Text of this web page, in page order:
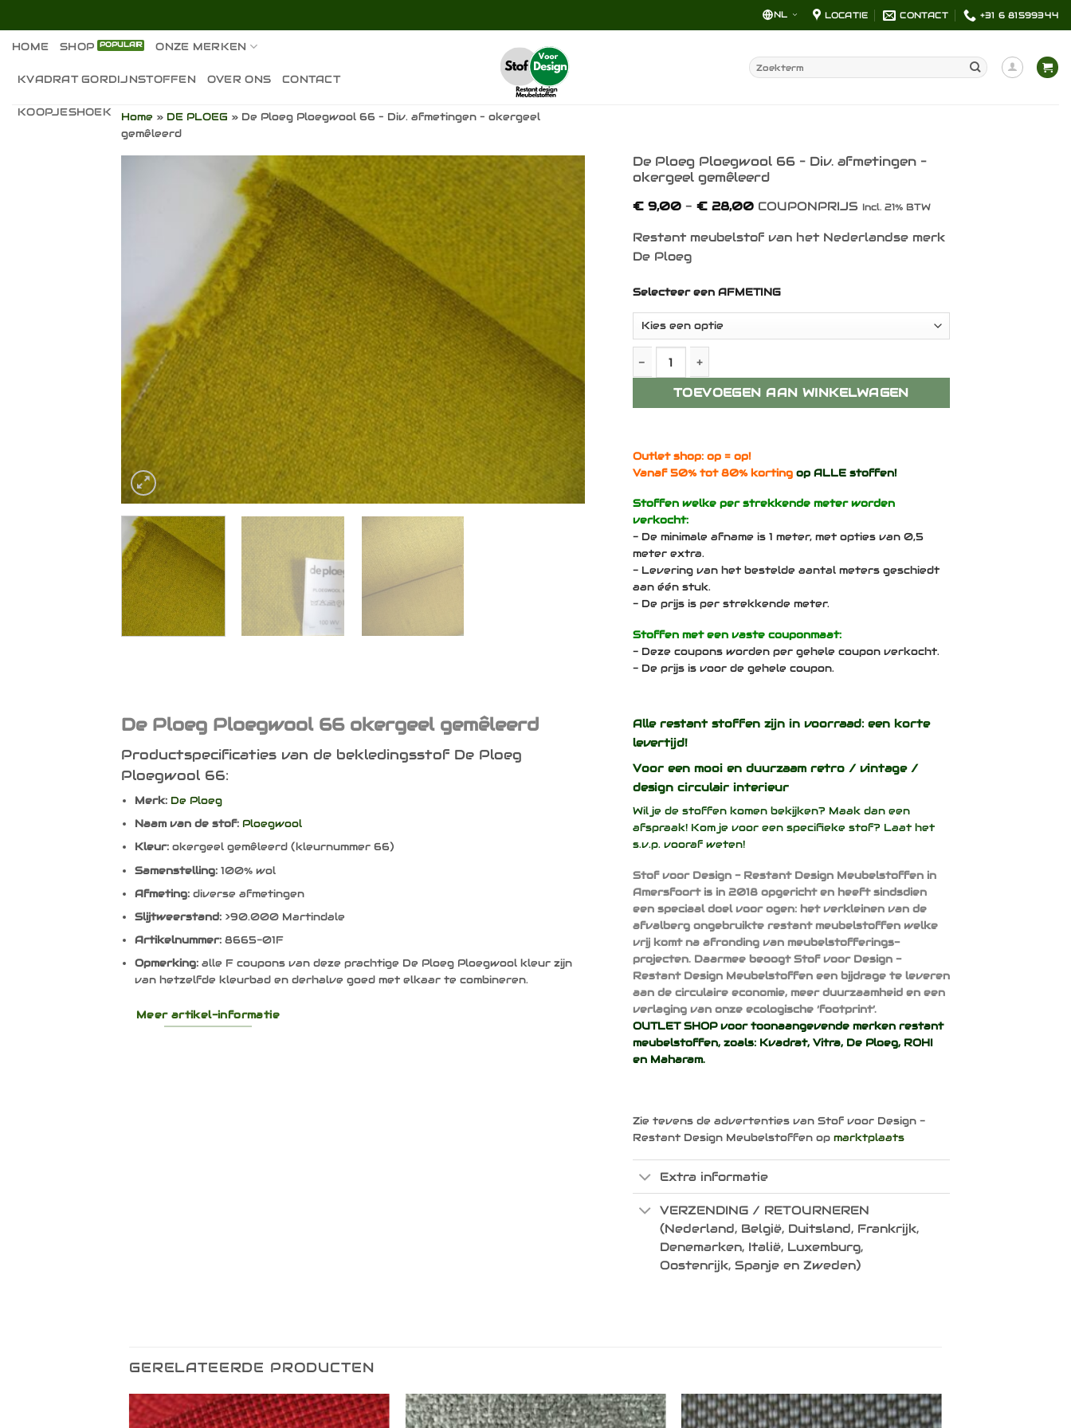
inhoud
NL LOCATIE CONTACT +31 6 81599344
HOME SHOP ONZE MERKEN
KVADRAT GORDIJNSTOFFEN OVER ONS CONTACT
KOOPJESHOEK
Zoeken
naar:
Home » DE PLOEG » De Ploeg Ploegwool 66 – Div. afmetingen – okergeel
gemêleerd
Toevoegen
verlanglijst
De Ploeg Ploegwool 66 – Div. afmetingen –
okergeel gemêleerd
€9,00 - €28,00Prijsklasse:
tot
€ 28,00
COUPONPRIJS Incl. 21% BTW
Restant meubelstof van het Nederlandse merk
De Ploeg
Selecteer een AFMETING
De Ploeg Ploegwool 66 - Div. afmetingen - okergeel gemêleerd aantal
TOEVOEGEN AAN WINKELWAGEN
Outlet shop: op = op!
Vanaf 50% tot 80% korting op ALLE stoffen!
Stoffen welke per strekkende meter worden
verkocht:
- De minimale afname is 1 meter, met opties van 0,5
meter extra.
- Levering van het bestelde aantal meters geschiedt
aan één stuk.
- De prijs is per strekkende meter.
Stoffen met een vaste couponmaat:
- Deze coupons worden per gehele coupon verkocht.
- De prijs is voor de gehele coupon.
De Ploeg Ploegwool 66 okergeel gemêleerd
Productspecificaties van de bekledingsstof De Ploeg
Ploegwool 66:
Merk: De Ploeg
Naam van de stof: Ploegwool
Kleur: okergeel gemêleerd (kleurnummer 66)
Samenstelling: 100% wol
Afmeting: diverse afmetingen
Slijtweerstand: >90.000 Martindale
Artikelnummer: 8665-01F
Opmerking: alle F coupons van deze prachtige De Ploeg Ploegwool kleur zijn
van hetzelfde kleurbad en derhalve goed met elkaar te combineren.
Meer artikel-informatie
Alle restant stoffen zijn in voorraad: een korte
levertijd!
Voor een mooi en duurzaam retro / vintage /
design circulair interieur
Wil je de stoffen komen bekijken? Maak dan een
afspraak! Kom je voor een specifieke stof? Laat het
s.v.p. vooraf weten!
Stof voor Design - Restant Design Meubelstoffen in
Amersfoort is in 2018 opgericht en heeft sindsdien
een speciaal doel voor ogen: het verkleinen van de
afvalberg ongebruikte restant meubelstoffen welke
vrij komt na afronding van meubelstofferings-
projecten. Daarmee beoogt Stof voor Design -
Restant Design Meubelstoffen een bijdrage te leveren
aan de circulaire economie, meer duurzaamheid en een
verlaging van onze ecologische ‘footprint’.
OUTLET SHOP voor toonaangevende merken restant
meubelstoffen, zoals: Kvadrat, Vitra, De Ploeg, ROHI
en Maharam.
Zie tevens de advertenties van Stof voor Design -
Restant Design Meubelstoffen op marktplaats
Extra informatie
VERZENDING / RETOURNEREN
(Nederland, België, Duitsland, Frankrijk,
Denemarken, Italië, Luxemburg,
Oostenrijk, Spanje en Zweden)
GERELATEERDE PRODUCTEN